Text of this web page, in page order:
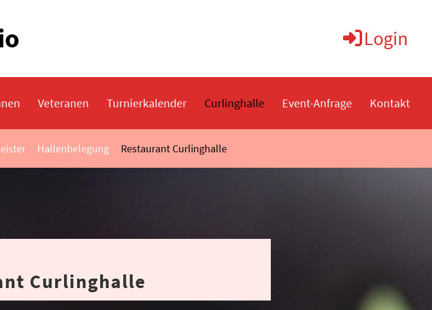
Login
Veteranen Turnierkalender Curlinghalle Event-Anfrage Kontakt
Hallenbelegung Restaurant Curlinghalle
Curlinghalle